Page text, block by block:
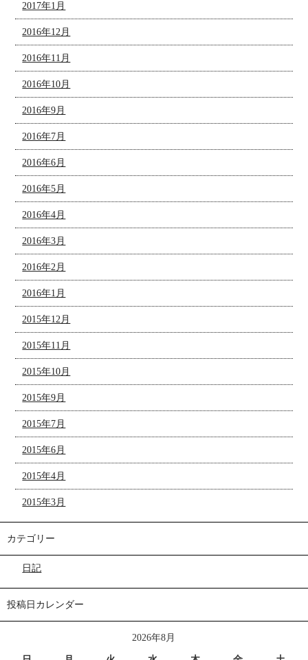
2017年1月
2016年12月
2016年11月
2016年10月
2016年9月
2016年7月
2016年6月
2016年5月
2016年4月
2016年3月
2016年2月
2016年1月
2015年12月
2015年11月
2015年10月
2015年9月
2015年7月
2015年6月
2015年4月
2015年3月
カテゴリー
日記
投稿日カレンダー
2026年8月